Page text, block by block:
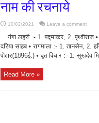
नाम की रचनाये
10/02/2021 Leave a comment
गंगा लहरी :- 1. पद्माकर, 2. पृथ्वीराज
दरिया साहब • रागमाला :- 1. तानसेन, 2.
पोद्दार(1896ई.) • वृत विचार :- 1.
Read More »